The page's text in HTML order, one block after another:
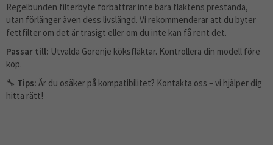
Regelbunden filterbyte förbättrar inte bara fläktens prestanda,
utan förlänger även dess livslängd. Vi rekommenderar att du byter
fettfilter om det är trasigt eller om du inte kan få rent det.
Passar till: Utvalda Gorenje köksfläktar. Kontrollera din modell före
köp.
🔧 Tips: Är du osäker på kompatibilitet? Kontakta oss – vi hjälper dig
hitta rätt!